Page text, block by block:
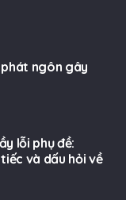
ngôn gây
lỗi phụ đề:
và dấu hỏi về